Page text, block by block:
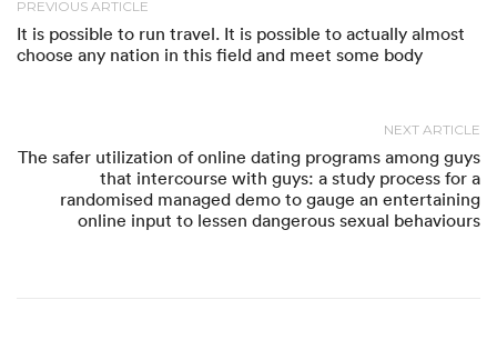
PREVIOUS ARTICLE
It is possible to run travel. It is possible to actually almost
choose any nation in this field and meet some body
NEXT ARTICLE
The safer utilization of online dating programs among guys
that intercourse with guys: a study process for a
randomised managed demo to gauge an entertaining
online input to lessen dangerous sexual behaviours